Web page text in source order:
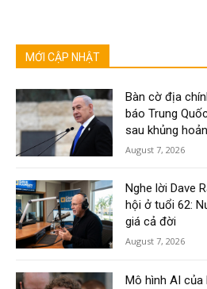
MỚI CẬP NHẬT
Bàn cờ địa
báo Trung
sau khủng
August 7, 2026
Nghe lời Dave
hội ở tuổi 62:
giá cả đời
August 7, 2026
Mô hình AI